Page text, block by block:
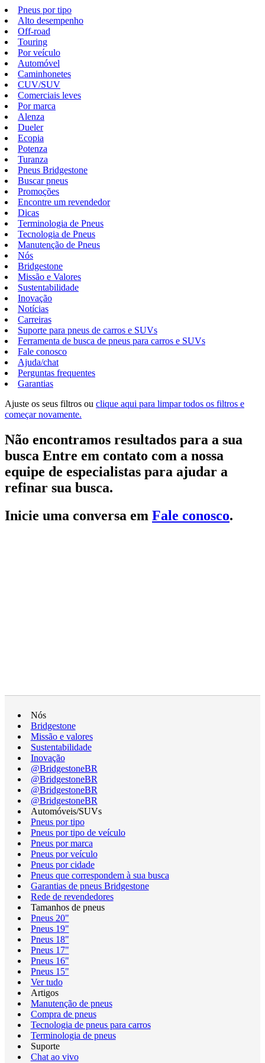
Pneus por tipo
Alto desempenho
Off-road
Touring
Por veículo
Automóvel
Caminhonetes
CUV/SUV
Comerciais leves
Por marca
Alenza
Dueler
Ecopia
Potenza
Turanza
Pneus Bridgestone
Buscar pneus
Promoções
Encontre um revendedor
Dicas
Terminologia de Pneus
Tecnologia de Pneus
Manutenção de Pneus
Nós
Bridgestone
Missão e Valores
Sustentabilidade
Inovação
Notícias
Carreiras
Suporte para pneus de carros e SUVs
Ferramenta de busca de pneus para carros e SUVs
Fale conosco
Ajuda/chat
Perguntas frequentes
Garantias
Ajuste os seus filtros ou clique aqui para limpar todos os filtros e
começar novamente.
Não encontramos resultados para a sua
busca Entre em contato com a nossa
equipe de especialistas para ajudar a
refinar sua busca.
Inicie uma conversa em Fale conosco.
Nós
Bridgestone
Missão e valores
Sustentabilidade
Inovação
@BridgestoneBR
@BridgestoneBR
@BridgestoneBR
@BridgestoneBR
Automóveis/SUVs
Pneus por tipo
Pneus por tipo de veículo
Pneus por marca
Pneus por veículo
Pneus por cidade
Pneus que correspondem à sua busca
Garantias de pneus Bridgestone
Rede de revendedores
Tamanhos de pneus
Pneus 20"
Pneus 19"
Pneus 18"
Pneus 17"
Pneus 16"
Pneus 15"
Ver tudo
Artigos
Manutenção de pneus
Compra de pneus
Tecnologia de pneus para carros
Terminologia de pneus
Suporte
Chat ao vivo